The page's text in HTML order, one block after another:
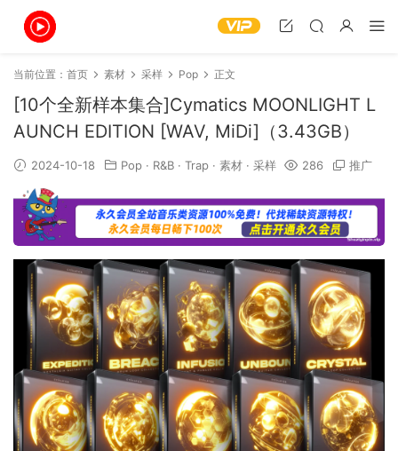
当前位置： 首页 素材 采样 Pop 正文
[10个全新样本集合]Cymatics MOONLIGHT L
AUNCH EDITION [WAV, MiDi]（3.43GB）
2024-10-18 Pop · R&B · Trap · 素材 · 采样 286 推广